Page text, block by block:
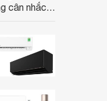
cân nhắc